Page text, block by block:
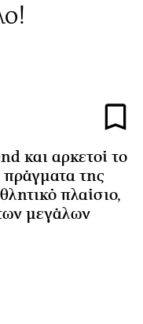
και αρκετοί το
της
πλαίσιο,
μεγάλων